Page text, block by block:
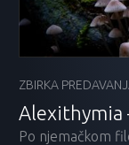
ZBIRKA
Alexithymia
Po njemačkom